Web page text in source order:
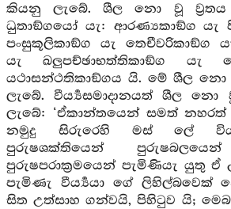
කියනු ලැබේ. ශීල නො වූ ව්‍රතය
ධුතාඞ්ගයෝ යැ: ආරණ්‍යකාඞ්ග යැ
පංසුකූලිකාඞ්ග යැ තෙචීවරිකාඞ්ග
යැ ඛලුපච්ඡාභත්තිකාඞ්ග යැ
යථාසන්ථතිකාඞ්ගය යි. මේ ශීල නො
ලැබේ. වීර්‍ය්‍යසමාදානයත් ශීල
ලැබේ: ‘ඒකාන්තයෙන් සමත්
නමුදු සිරුරෙහි මස් ලේ
පුරුෂශක්තියෙන් පුරුෂබලයෙන්
පුරුෂපරාක්‍රමයෙන් පැමිණියැ යුතු ඒ
පැමිණැ වීර්‍ය්‍යයා ගේ ලිහිල්බවෙක්
සිත උත්සාහ ගන්වයි, පිහිටුව යි;